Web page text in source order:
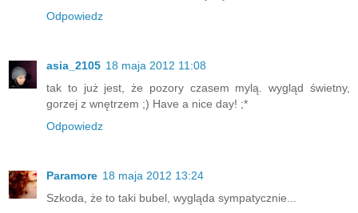
Odpowiedz
asia_2105 18 maja 2012 11:08
tak to już jest, że pozory czasem mylą. wygląd świetny,
gorzej z wnętrzem ;) Have a nice day! ;*
Odpowiedz
Paramore 18 maja 2012 13:24
Szkoda, że to taki bubel, wygląda sympatycznie...